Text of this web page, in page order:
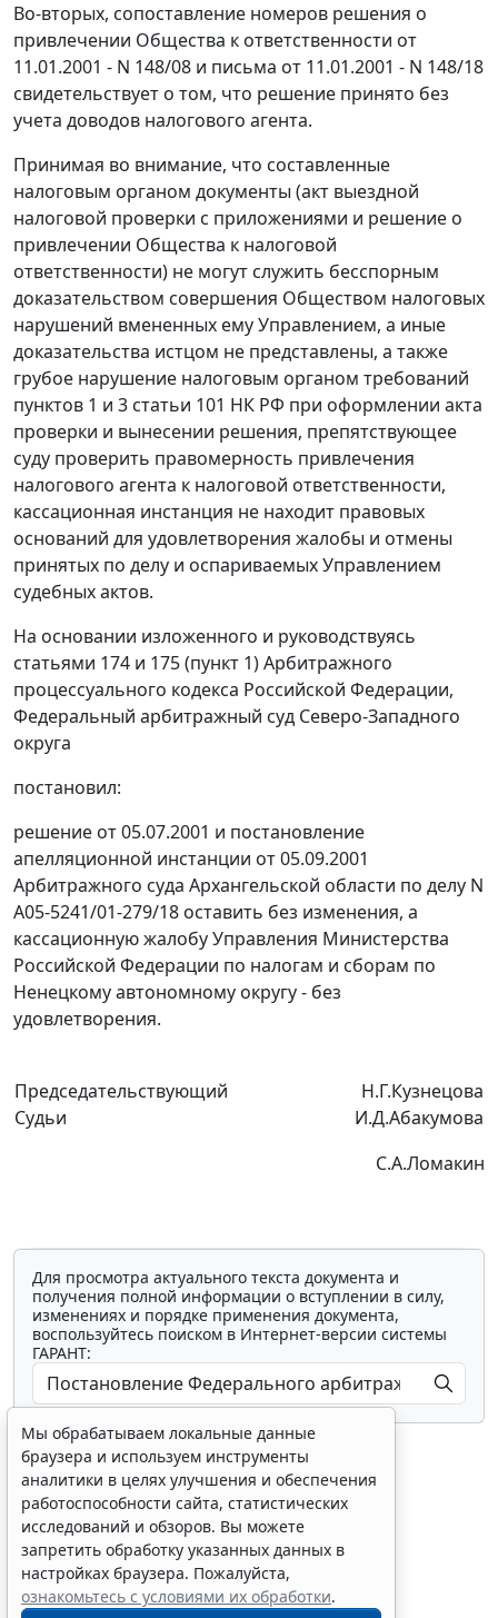
Во-вторых, сопоставление номеров решения о
привлечении Общества к ответственности от
11.01.2001 - N 148/08 и письма от 11.01.2001 - N 148/18
свидетельствует о том, что решение принято без
учета доводов налогового агента.
Принимая во внимание, что составленные
налоговым органом документы (акт выездной
налоговой проверки с приложениями и решение о
привлечении Общества к налоговой
ответственности) не могут служить бесспорным
доказательством совершения Обществом налоговых
нарушений вмененных ему Управлением, а иные
доказательства истцом не представлены, а также
грубое нарушение налоговым органом требований
пунктов 1 и 3 статьи 101 НК РФ при оформлении акта
проверки и вынесении решения, препятствующее
суду проверить правомерность привлечения
налогового агента к налоговой ответственности,
кассационная инстанция не находит правовых
оснований для удовлетворения жалобы и отмены
принятых по делу и оспариваемых Управлением
судебных актов.
На основании изложенного и руководствуясь
статьями 174 и 175 (пункт 1)Арбитражного
процессуального кодекса Российской Федерации,
Федеральный арбитражный суд Северо-Западного
округа
постановил:
решение от 05.07.2001 и постановление
апелляционной инстанции от 05.09.2001
Арбитражного суда Архангельской области по делу N
А05-5241/01-279/18 оставить без изменения, а
кассационную жалобу Управления Министерства
Российской Федерации по налогам и сборам по
Ненецкому автономному округу - без
удовлетворения.
Председательствующий
Судьи
Н.Г.Кузнецова
И.Д.Абакумова
С.А.Ломакин
Для просмотра актуального текста документа и
получения полной информации о вступлении в силу,
изменениях и порядке применения документа,
воспользуйтесь поиском в Интернет-версии системы
ГАРАНТ:
Показать все материалы
Мы обрабатываем локальные данные
браузера и используем инструменты
аналитики в целях улучшения и обеспечения
работоспособности сайта, статистических
исследований и обзоров. Вы можете
запретить обработку указанных данных в
настройках браузера. Пожалуйста,
ознакомьтесь с условиями их обработки.